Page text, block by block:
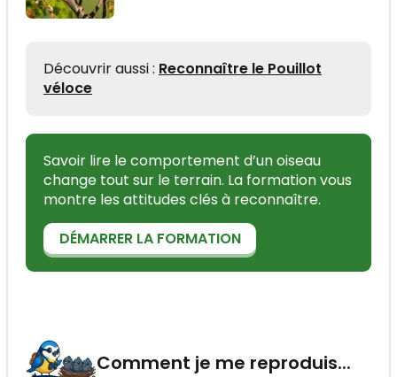
Découvrir aussi : Reconnaître le Pouillot
véloce
Savoir lire le comportement d’un oiseau
change tout sur le terrain. La formation vous
montre les attitudes clés à reconnaître.
DÉMARRER LA FORMATION
Comment je me reproduis...